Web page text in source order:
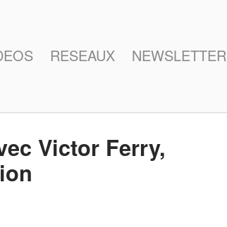
RESEAUX NEWSLETTER
Victor Ferry,